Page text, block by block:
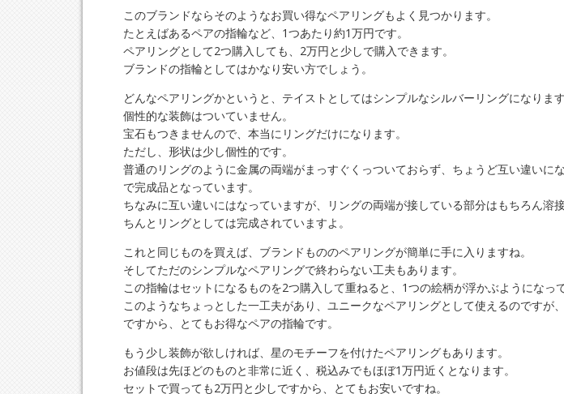
このブランドならそのようなお買い得なペアリングもよく見つかります。
たとえばあるペアの指輪など、1つあたり約1万円です。
ペアリングとして2つ購入しても、2万円と少しで購入できます。
ブランドの指輪としてはかなり安い方でしょう。
どんなペアリングかというと、テイストとしてはシンプルなシルバーリングになります
個性的な装飾はついていません。
宝石もつきませんので、本当にリングだけになります。
ただし、形状は少し個性的です。
普通のリングのように金属の両端がまっすぐくっついておらず、ちょうど互い違いに
で完成品となっています。
ちなみに互い違いにはなっていますが、リングの両端が接している部分はもちろん溶
ちんとリングとしては完成されていますよ。
これと同じものを買えば、ブランドもののペアリングが簡単に手に入りますね。
そしてただのシンプルなペアリングで終わらない工夫もあります。
この指輪はセットになるものを2つ購入して重ねると、1つの絵柄が浮かぶようになっ
このようなちょっとした一工夫があり、ユニークなペアリングとして使えるのですが
ですから、とてもお得なペアの指輪です。
もう少し装飾が欲しければ、星のモチーフを付けたペアリングもあります。
お値段は先ほどのものと非常に近く、税込みでもほぼ1万円近くとなります。
セットで買っても2万円と少しですから、とてもお安いですね。